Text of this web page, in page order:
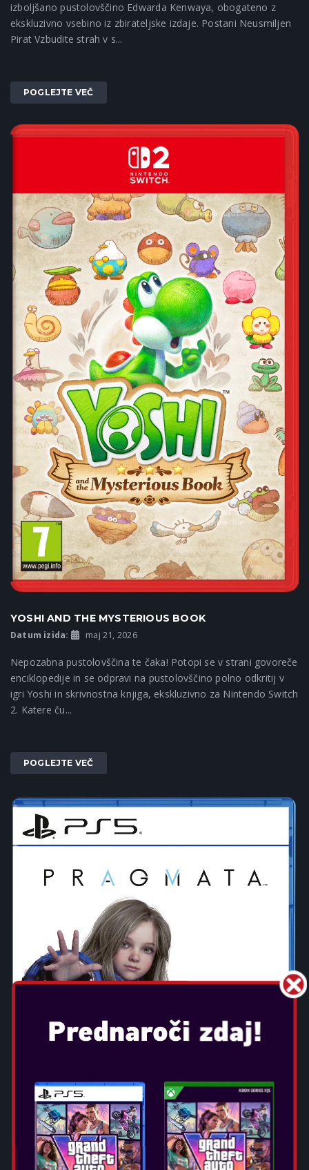
izboljšano pustolovščino Edwarda Kenwaya, obogateno z
ekskluzivno vsebino iz zbirateljske izdaje. Postani Neusmiljen
Pirat Vzbudite strah v s...
POGLEJTE VEČ
YOSHI AND THE MYSTERIOUS BOOK
Datum izida: maj 21, 2026
Nepozabna pustolovščina te čaka! Potopi se v strani govoreče
enciklopedije in se odpravi na pustolovščino polno odkritij v
igri Yoshi in skrivnostna knjiga, ekskluzivno za Nintendo Switch
2. Katere ču...
POGLEJTE VEČ